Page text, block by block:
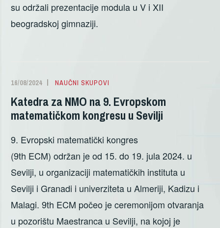
su održali prezentacije modula u V i XII
beogradskoj gimnaziji.
16/08/2024
ALEKSANDRA
DELIĆ
NAUČNI SKUPOVI
Katedra za NMO na 9. Evropskom
matematičkom kongresu u Sevilji
9. Evropski matematički kongres
(9th ECM) održan je od 15. do 19. jula 2024. u
Sevilji, u organizaciji matematičkih instituta u
Sevilji i Granadi i univerziteta u Almeriji, Kadizu i
Malagi. 9th ECM počeo je ceremonijom otvaranja
u pozorištu Maestranca u Sevilji, na kojoj je